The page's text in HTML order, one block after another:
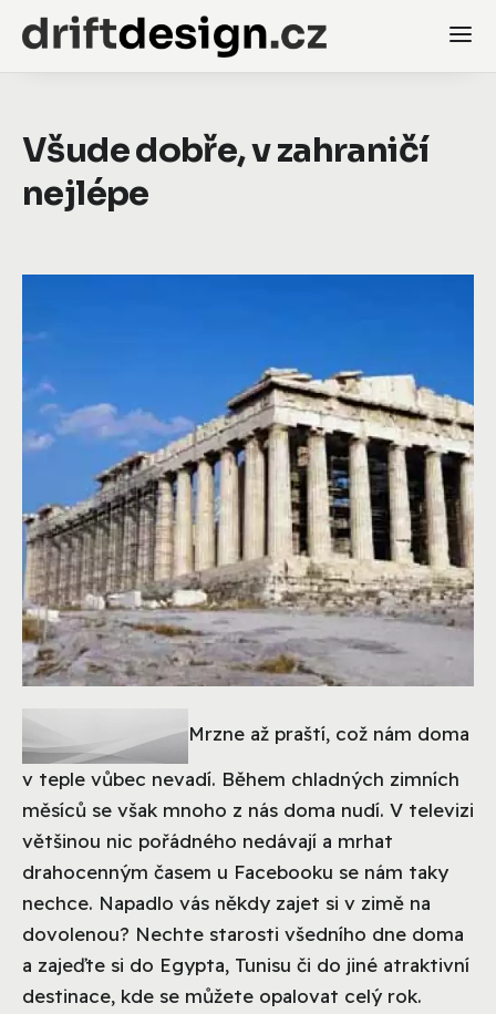
Všude dobře, v zahraničí
nejlépe
Mrzne až praští, což nám doma
v teple vůbec nevadí. Během chladných zimních
měsíců se však mnoho z nás doma nudí. V televizi
většinou nic pořádného nedávají a mrhat
drahocenným časem u Facebooku se nám taky
nechce. Napadlo vás někdy zajet si v zimě na
dovolenou? Nechte starosti všedního dne doma
a zajeďte si do Egypta, Tunisu či do jiné atraktivní
destinace, kde se můžete opalovat celý rok.